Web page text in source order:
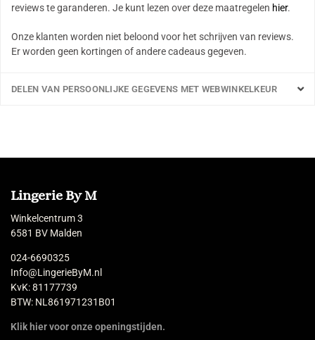
reviews te garanderen. Je kunt lezen over deze maatregelen hier.
Onze klanten worden niet beloond voor het schrijven van reviews.
Er worden geen kortingen of andere cadeaus gegeven.
DELEN VAN PERSOONLIJKE GEGEVENS MET WEBWINKELKEUR
Lingerie By M
Winkelcentrum 3
6581 BV Malden
024-6690325
Info@LingerieByM.nl
KvK: 81177739
BTW: NL861971231B01
Klik hier voor onze openingstijden.